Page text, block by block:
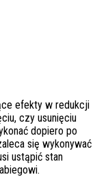
efekty w redukcji
czy usunięciu
dopiero po
się wykonywać
ustąpić stan